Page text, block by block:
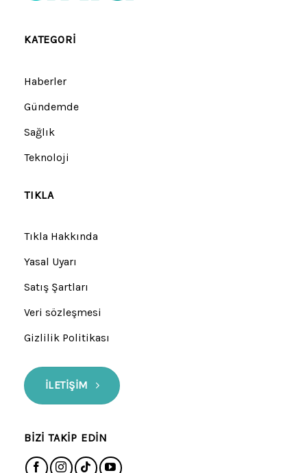
KATEGORI
Haberler
Gündemde
Sağlık
Teknoloji
TIKLA
Tıkla Hakkında
Yasal Uyarı
Satış Şartları
Veri sözleşmesi
Gizlilik Politikası
İLETIŞIM
BIZI TAKIP EDIN